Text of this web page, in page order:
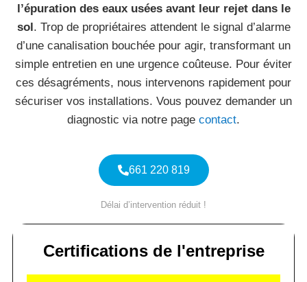
l’épuration des eaux usées avant leur rejet dans le
sol. Trop de propriétaires attendent le signal d’alarme
d’une canalisation bouchée pour agir, transformant un
simple entretien en une urgence coûteuse. Pour éviter
ces désagréments, nous intervenons rapidement pour
sécuriser vos installations. Vous pouvez demander un
diagnostic via notre page contact.
661 220 819
Délai d’intervention réduit !
Certifications de l'entreprise